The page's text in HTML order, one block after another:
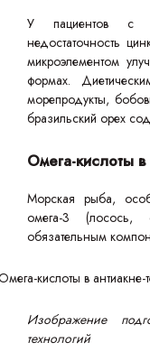
У пациентов с
недостаточность
микроэлементом
формах.
морепродукты,
бразильский орех
Омега-кислоты в
Морская рыба,
омега-3 (лосось,
обязательным
Изображение
технологий